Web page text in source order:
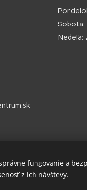
Sobota:
Nedeľa:
fungovanie a
z ich návštevy.